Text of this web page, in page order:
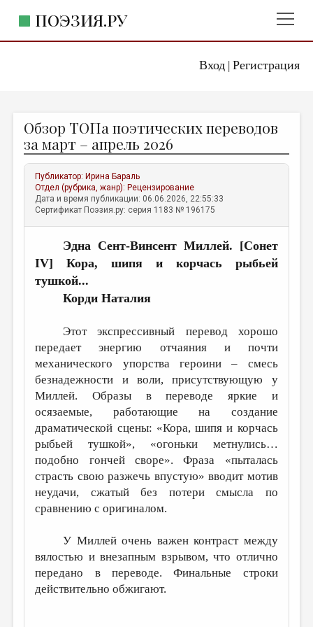
Вход| Регистрация
ПОЭЗИЯ.РУ
ЖАНРЫ
АВТОРЫ
КОММЕНТАРИИ
ЛИТСАЛОН
ПРАВИЛА САЙТА
ОТДЕЛЫ И РУБРИКИ
ДАЙДЖЕСТ
ПРОИЗВЕДЕНИЯ
ПЕРЕВОДЫ
КОНКУРСЫ
ДЕТСКАЯ КОМНАТА
КНИЖНАЯ ПОЛКА
ОБЗОР ЛИТЕРАТУРЫ
СТРАНИЦЫ ПАМЯТИ
КОЛОНКА РЕДАКТОРА
РЕДКОЛЛЕГИЯ
Обзор ТОПа поэтических переводов
за март – апрель 2026
Публикатор: Ирина Бараль
Отдел (рубрика, жанр): Рецензирование
Дата и время публикации: 06.06.2026, 22:55:33
Сертификат Поэзия.ру: серия 1183 № 196175
Эдна Сент-Винсент Миллей. [Сонет
IV] Кора, шипя и корчась рыбьей
тушкой...
Корди Наталия
Этот экспрессивный перевод хорошо
передает энергию отчаяния и почти
механического упорства героини – смесь
безнадежности и воли, присутствующую у
Миллей. Образы в переводе яркие и
осязаемые, работающие на создание
драматической сцены: «Кора, шипя и корчась
рыбьей тушкой», «огоньки метнулись…
подобно гончей своре». Фраза «пыталась
страсть свою разжечь впустую» вводит мотив
неудачи, сжатый без потери смысла по
сравнению с оригиналом.
У Миллей очень важен контраст между
вялостью и внезапным взрывом, что отлично
передано в переводе. Финальные строки
действительно обжигают.